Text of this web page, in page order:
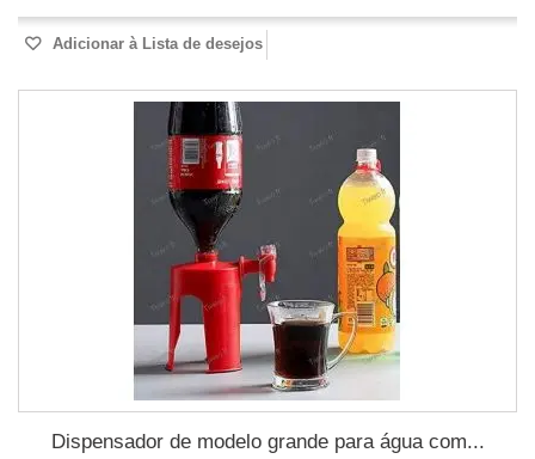
Adicionar à Lista de desejos
Dispensador de modelo grande para água com...